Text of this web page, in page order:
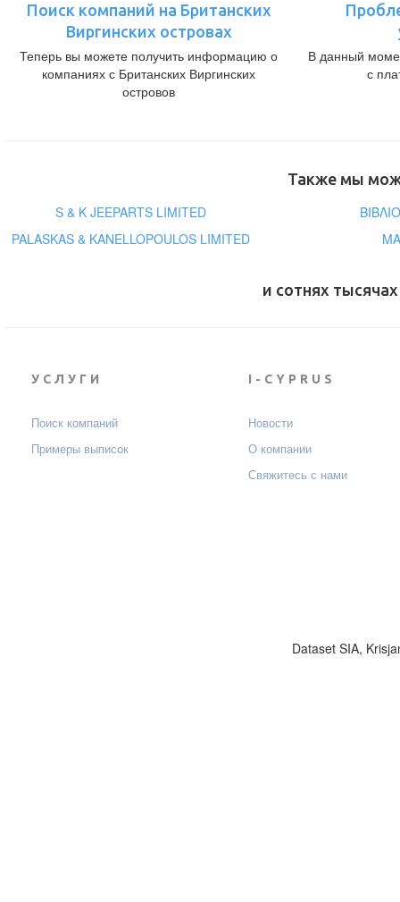
Поиск компаний на Британских
Виргинских островах
Теперь вы можете получить информацию о
компаниях с Британских Виргинских
островов
В данный
с
Также мы
S & K JEEPARTS LIMITED
PALASKAS & KANELLOPOULOS LIMITED
и сотнях
УСЛУГИ
Поиск компаний
Примеры выписок
I-CYPRUS
Новости
О компании
Свяжитесь с нами
Dataset SIA,